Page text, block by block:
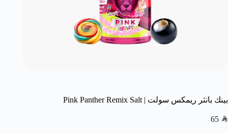
بينك بانثر ريمكس سولت | Pink Panther Remix Salt
65 SAR